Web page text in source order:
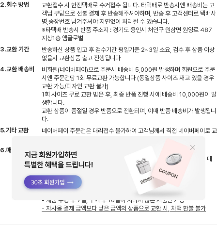
2.회수 방법
교환접수 시 한진택배로 수거접수 됩니다. 타택배로 반송시엔 배송비는 고
객님 부담으로 선불 결제 후 반송해주셔야하며, 반송 후 고객센터로 택배사
명,송장번호 남겨주셔야 지연없이 처리될 수 있습니다.
※타택배 반송시 반품 주소지 : 경기도 용인시 처인구 원삼면 원양로 487
지상1층 엠글로벌
3.교환 기간
반송하신 상품 입고 후 검수기간 평일기준 2~3일 소요, 검수 후 상품 이상
없을시 교환상품 출고 진행됩니다
4.교환 배송비
비회원(네이버페이)으로 주문시 배송비 5,000원 발생하며 회원으로 주문
시엔 주문건당 1회 무료교환 가능합니다 (동일상품 사이즈 재고 있을 경우
교환 가능/디자인 교환 불가)
1회 사이즈 무료 교환 받은 후, 최종 반품 진행 시에 배송비 10,000원이 발
생합니다.
교환 상품이 품절일 경우 반품으로 전환되며, 이때 반품 배송비가 발생됩니
다.
5.기타 교환
네이버페이 주문건은 대리접수 불가하여 고객님께서 직접 네이버페이로 교
6.매장 교환
제품 및 사이즈 교환은 가까운 오프라인 매장에서 가능합니다.
오프라인 매장 별로 보유하고 있는 제품과 재고 수량이 상이하니, 해당 매
장에 미리 문의하신 후에 방문해 주세요.
- 아울렛, 사은품 제외
- 택 제거, 사용 흔적 있을 경우 교환 불가
- 제품 수령 후 7일, 구매 후 10일이 지나지 않은 제품만 가능
- 자사몰 결제 금액보다 낮은 금액의 상품으로 교환 시, 차액 환불 불가